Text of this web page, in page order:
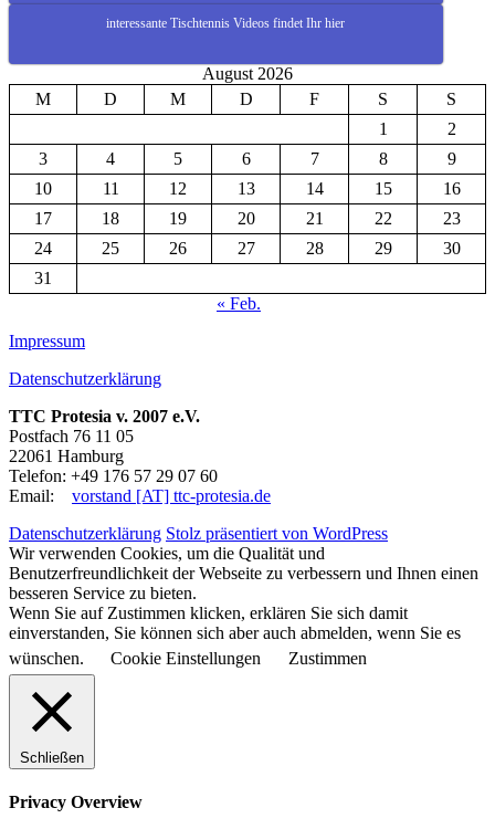
interessante Tischtennis Videos findet Ihr hier
August 2026
M
D M D F S
S
1
2
3
4 5 6 7 8
9
10
11 12 13 14 15
16
17
18 19 20 21 22
23
24
25 26 27 28 29
30
31
« Feb.
Impressum
Datenschutzerklärung
TTC Protesia v. 2007 e.V.
Postfach 76 11 05
22061 Hamburg
Telefon: +49 176 57 29 07 60
Email: vorstand [AT] ttc-protesia.de
Datenschutzerklärung Stolz präsentiert von WordPress
Wir verwenden Cookies, um die Qualität und
Benutzerfreundlichkeit der Webseite zu verbessern und Ihnen einen
besseren Service zu bieten.
Wenn Sie auf Zustimmen klicken, erklären Sie sich damit
einverstanden, Sie können sich aber auch abmelden, wenn Sie es
wünschen.
Cookie Einstellungen Zustimmen
Schließen
Privacy Overview